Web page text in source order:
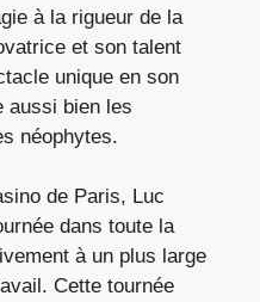
à la rigueur de la
et son talent
unique en son
aussi bien les
néophytes.
de Paris, Luc
dans toute la
à un plus large
Cette tournée